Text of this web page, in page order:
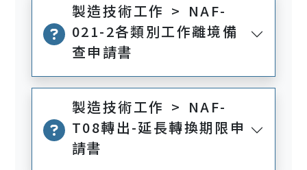
製造技術工作 > NAF-
021-2各類別工作離境備
查申請書
製造技術工作 > NAF-
T08轉出-延長轉換期限申
請書